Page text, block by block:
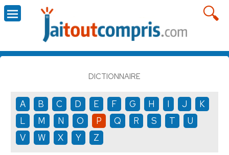
DICTIONNAIRE
A B C D E F G H I J
K
L
M N O P Q R S T
U
V
W X Y Z